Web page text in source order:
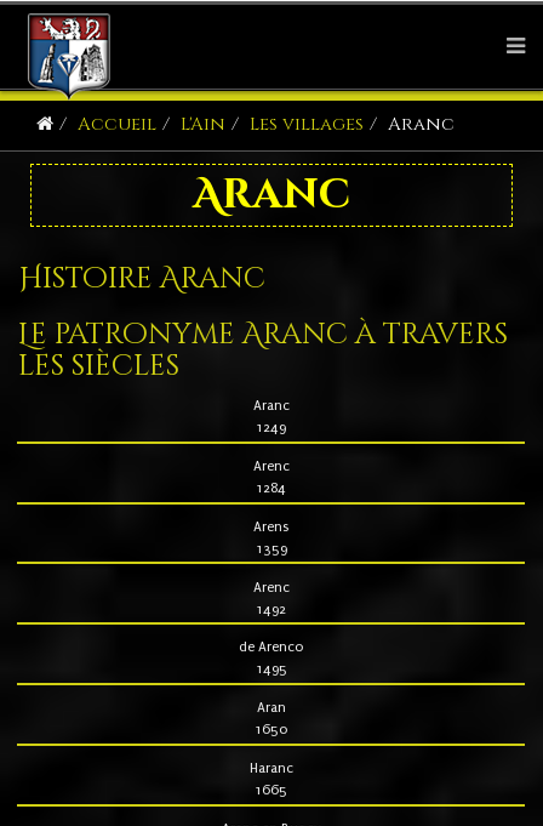
Accueil L'Ain Les villages Aranc
Aranc
Histoire Aranc
Le patronyme Aranc à travers
les siècles
Aranc
1249
Arenc
1284
Arens
1359
Arenc
1492
de Arenco
1495
Aran
1650
Haranc
1665